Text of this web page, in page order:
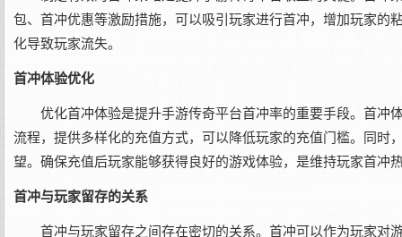
包、首冲优惠等激励措施，可以吸引玩家进行首冲，增加玩家的
化导致玩家流失。
首冲体验优化
优化首冲体验是提升手游传奇平台首冲率的重要手段。首冲
流程，提供多样化的充值方式，可以降低玩家的充值门槛。同时
望。确保充值后玩家能够获得良好的游戏体验，是维持玩家首冲
首冲与玩家留存的关系
首冲与玩家留存之间存在密切的关系。首冲可以作为玩家对